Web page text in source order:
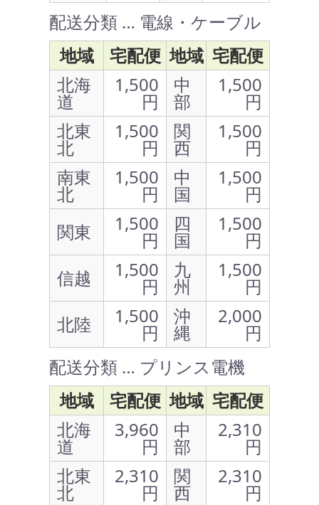
配送分類 … 電線・ケーブル
地域
宅配便 地域 宅配便
北海
道
1,500
円
中
部
1,500
円
北東
北
1,500
円
関
西
1,500
円
南東
北
1,500
円
中
国
1,500
円
関東
1,500
円
四
国
1,500
円
信越
1,500
円
九
州
1,500
円
北陸
1,500
円
沖
縄
2,000
円
配送分類 … プリンス電機
地域
宅配便 地域 宅配便
北海
道
3,960
円
中
部
2,310
円
北東
北
2,310
円
関
西
2,310
円